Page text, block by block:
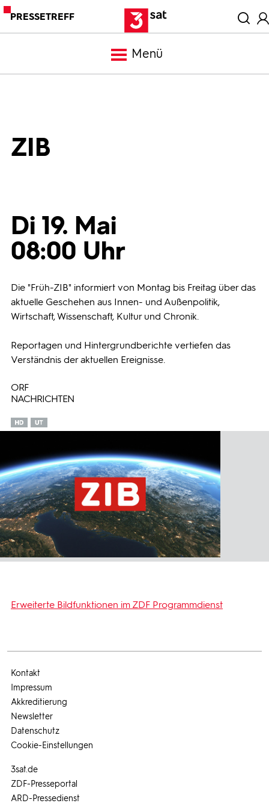
PRESSETREFF
Menü
Bilder
Programmwochen
ZIB
Di 19. Mai
08:00 Uhr
Die "Früh-ZIB" informiert von Montag bis Freitag über das
aktuelle Geschehen aus Innen- und Außenpolitik,
Wirtschaft, Wissenschaft, Kultur und Chronik.
Reportagen und Hintergrundberichte vertiefen das
Verständnis der aktuellen Ereignisse.
ORF
NACHRICHTEN
Erweiterte Bildfunktionen im ZDF Programmdienst
3sat.de
ZDF-Presseportal
ARD-Pressedienst
Kontakt
Impressum
Akkreditierung
Newsletter
Datenschutz
Cookie-Einstellungen